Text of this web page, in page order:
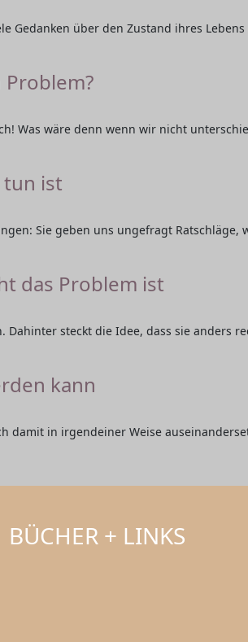
Gedanken über den Zustand ihres
Was wäre denn wenn wir nicht
tun ist
Sie geben uns ungefragt
das Problem ist
steckt die Idee, dass sie anders
kann
damit in irgendeiner Weise
BÜCHER + LINKS